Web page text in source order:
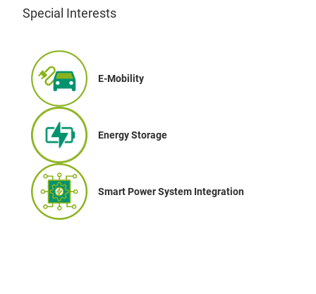
Special Interests
E-Mobility
Energy Storage
Smart Power System Integration